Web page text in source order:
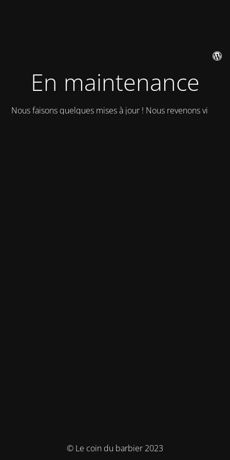
En maintenance
Nous faisons quelques mises à jour ! Nous revenons vite !
© Le coin du barbier 2023